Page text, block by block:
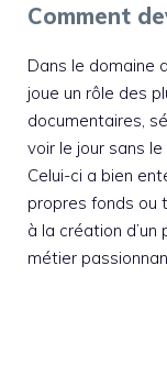
Comment
Dans le domaine
joue un rôle des
documentaires,
voir le jour sans
Celui-ci a bien
propres fonds ou
à la création d’un
métier